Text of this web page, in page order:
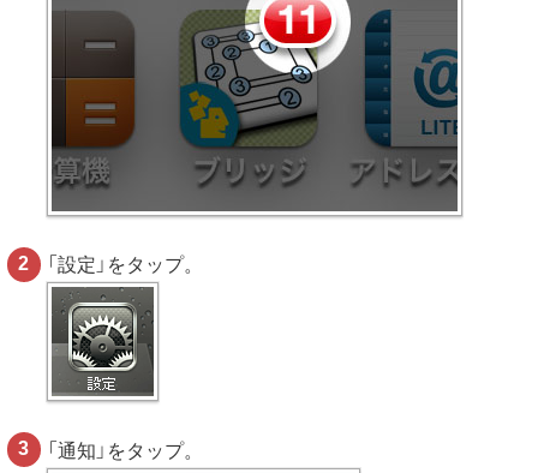
「設定」をタップ。
「通知」をタップ。